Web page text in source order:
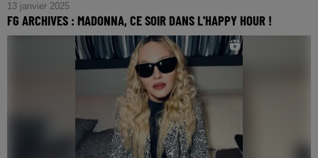
13 janvier 2025
FG ARCHIVES : MADONNA, CE SOIR DANS L'HAPPY HOUR !